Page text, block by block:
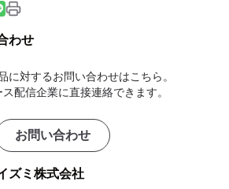
わせ
に対するお問い合わせはこちら。
配信企業に直接連絡できます。
お問い合わせ
ズミ株式会社